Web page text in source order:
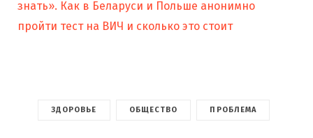
знать». Как в Беларуси и Польше анонимно
пройти тест на ВИЧ и сколько это стоит
ЗДОРОВЬЕ ОБЩЕСТВО ПРОБЛЕМА